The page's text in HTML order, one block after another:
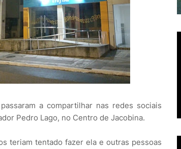
a compartilhar nas redes sociais
Pedro Lago, no Centro de Jacobina.
teriam tentado fazer ela e outras pessoas